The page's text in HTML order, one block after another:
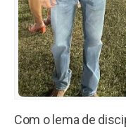
Com o lema de